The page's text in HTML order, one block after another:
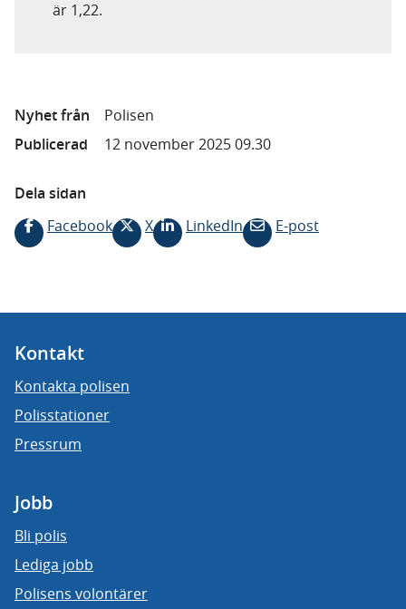
är 1,22.
Nyhet från
Polisen
Publicerad
12 november 2025 09.30
Dela sidan
Facebook
X LinkedIn E-post
Kontakt
Kontakta polisen
Polisstationer
Pressrum
Jobb
Bli polis
Lediga jobb
Polisens volontärer